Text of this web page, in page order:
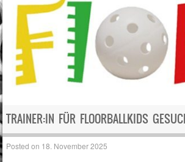
TRAINER:IN FÜR FLOORBALLKIDS
Posted on 18. November 2025